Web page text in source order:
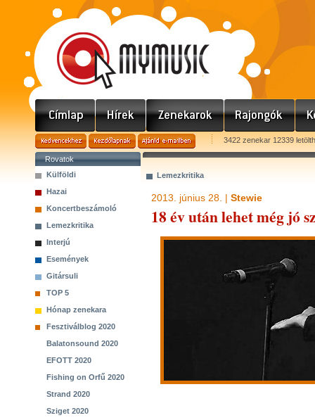
3422 zenekar 12339
Rovatok
Külföldi
Hazai
Koncertbeszámoló
Lemezkritika
Interjú
Események
Gitársuli
TOP 5
Hónap zenekara
Fesztiválblog 2020
Balatonsound 2020
EFOTT 2020
Fishing on Orfű 2020
Strand 2020
Sziget 2020
Lemezkritika
2013. június 28. | Stewie
18 év után lehet még jó